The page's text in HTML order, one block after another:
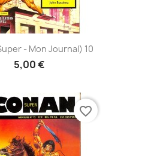
- Mon Journal) 10
5,00 €
favorite_border